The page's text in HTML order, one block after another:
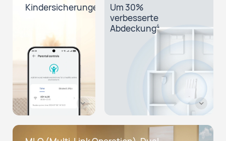
Kindersicherungen
Um 30%
verbesserte
Abdeckung4